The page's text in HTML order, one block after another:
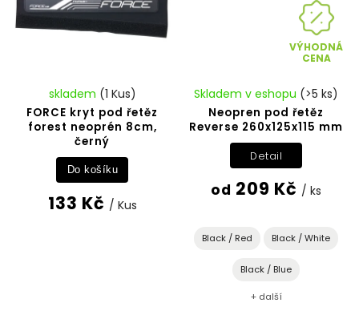
FORCE kryt pod řetěz
forest neoprén 8cm,
černý
skladem (1 Kus)
133 Kč / Kus
Do košíku
VÝHODNÁ
CENA
Neopren pod řetěz
Reverse 260x125x115 mm
Skladem v eshopu (>5 ks)
od 209 Kč / ks
Detail
Black / Red Black / White
Black / Blue
+ další